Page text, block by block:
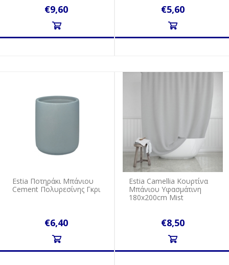
€9,60 €5,60
Estia Ποτηράκι Μπάνιου
Cement Πολυρεσίνης Γκρι
€6,40
Estia Camellia Κουρτίνα
Μπάνιου Υφασμάτινη
180x200cm Mist
€8,50